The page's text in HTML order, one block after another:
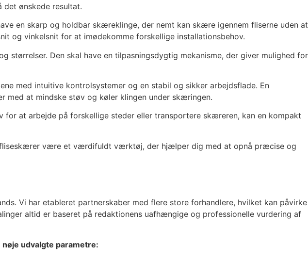
ønskede resultat.
en skarp og holdbar skæreklinge, der nemt kan skære igennem fliserne uden at
og vinkelsnit for at imødekomme forskellige installationsbehov.
Den skal have en tilpasningsdygtig mekanisme, der giver mulighed for
med intuitive kontrolsystemer og en stabil og sikker arbejdsflade. En
at mindske støv og køler klingen under skæringen.
at arbejde på forskellige steder eller transportere skæreren, kan en kompakt
være et værdifuldt værktøj, der hjælper dig med at opnå præcise og
Vi har etableret partnerskaber med flere store forhandlere, hvilket kan påvirke
altid er baseret på redaktionens uafhængige og professionelle vurdering af
udvalgte parametre: